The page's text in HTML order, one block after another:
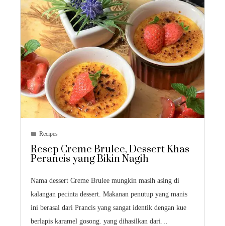
Recipes
Resep Creme Brulee, Dessert Khas
Perancis yang Bikin Nagih
Nama dessert Creme Brulee mungkin masih asing di
kalangan pecinta dessert. Makanan penutup yang manis
ini berasal dari Prancis yang sangat identik dengan kue
berlapis karamel gosong. yang dihasilkan dari…